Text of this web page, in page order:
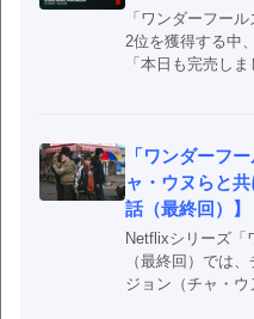
「ワンダーフー
2位を獲得する中
「本日も完売し
「ワンダーフ
ャ・ウヌらと
話（最終回）】
Netflixシリーズ「
（最終回）では
ジョン（チャ・